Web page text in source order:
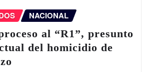
NACIONAL
al “R1”, presunto
del homicidio de